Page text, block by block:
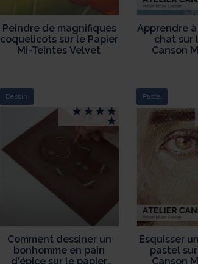
Peindre de magnifiques
coquelicots sur le Papier
Mi-Teintes Velvet
Apprendre
chat sur
Canson
Dessin
Comment dessiner un
bonhomme en pain
d'épice sur le papier
Pastel
Esquisser
pastel
Canson